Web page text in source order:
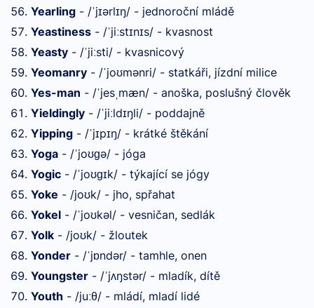
Yearling - /ˈjɪərlɪŋ/ - jednoroční mládě
Yeastiness - /ˈjiːstɪnɪs/ - kvasnost
Yeasty - /ˈjiːsti/ - kvasnicový
Yeomanry - /ˈjoʊmənri/ - statkáři, jízdní milice
Yes-man - /ˈjes mæn/ - anoška, poslušný člověk
Yieldingly - /ˈjiːldɪŋli/ - poddajně
Yipping - /ˈjɪpɪŋ/ - krátké štěkání
Yoga - /ˈjoʊɡə/ - jóga
Yogic - /ˈjoʊɡɪk/ - týkající se jógy
Yoke - /joʊk/ - jho, spřahat
Yokel - /ˈjoʊkəl/ - vesničan, sedlák
Yolk - /joʊk/ - žloutek
Yonder - /ˈjɒndər/ - tamhle, onen
Youngster - /ˈjʌŋstər/ - mladík, dítě
Youth - /juːθ/ - mládí, mladí lidé